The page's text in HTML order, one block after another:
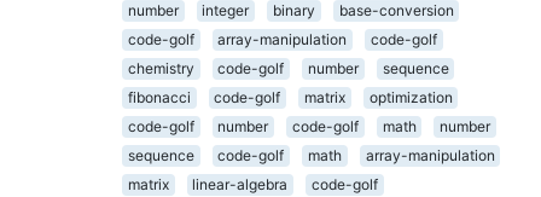
number
integer binary
base-conversion
code-golf
array-manipulation
code-golf
chemistry
code-golf number
sequence
fibonacci
code-golf matrix
optimization
code-golf
number code-golf math
number
sequence
code-golf math
array-manipulation
matrix
linear-algebra
code-golf